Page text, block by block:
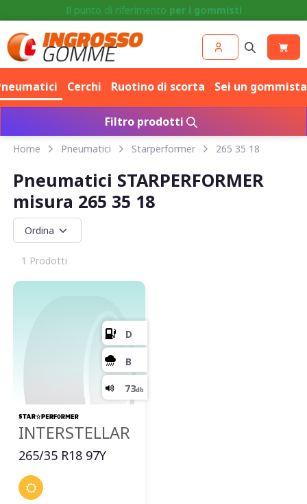
Competenza e prezzo perCerchiePneumatici
Cerchi Ruotino di scorta Sei un
Filtro prodotti
Home Pneumatici Starperformer 265 35 18
Pneumatici STARPERFORMER
misura 265 35 18
1 Prodotti
INTERSTELLAR
265/35 R18 97Y